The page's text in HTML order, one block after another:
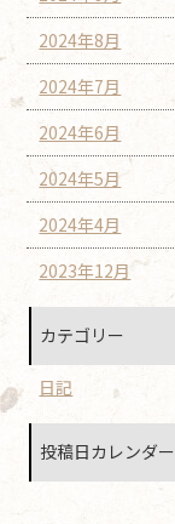
2024年8月
2024年7月
2024年6月
2024年5月
2024年4月
2023年12月
カテゴリー
日記
投稿日カレンダー